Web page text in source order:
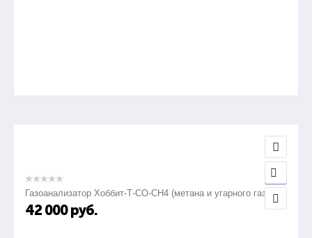
Газоанализатор Хоббит-Т-СО-СН4 (метана и угарного газа)
42 000 руб.